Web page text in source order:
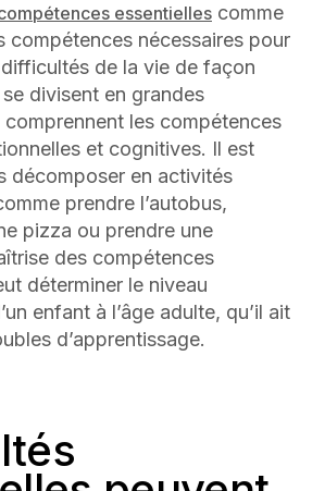
essentielles comme
compétences nécessaires pour
de la vie de façon
divisent en grandes
les compétences
et cognitives. Il est
décomposer en activités
prendre l’autobus,
pizza ou prendre une
des compétences
déterminer le niveau
enfant à l’âge adulte, qu’il ait
d’apprentissage.